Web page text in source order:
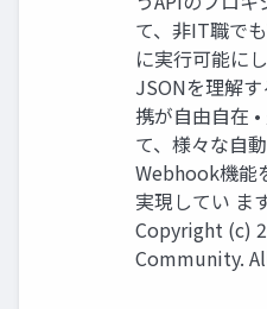
て、非IT職で
に実行可能に
JSONを理解
携が自由自在
て、様々な自
Webhook機能
実現してい ま
Copyright (c)
Community.